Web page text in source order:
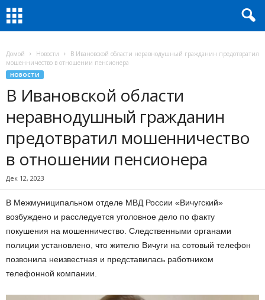
Домой Новости
В Ивановской области неравнодушный гражданин предотвратил
мошенничество в отношении пенсионера
НОВОСТИ
В Ивановской области
неравнодушный гражданин
предотвратил мошенничество
в отношении пенсионера
Дек 12, 2023
В Межмуниципальном отделе МВД России «Вичугский»
возбуждено и расследуется уголовное дело по факту
покушения на мошенничество. Следственными органами
полиции установлено, что жителю Вичуги на сотовый телефон
позвонила неизвестная и представилась работником
телефонной компании.